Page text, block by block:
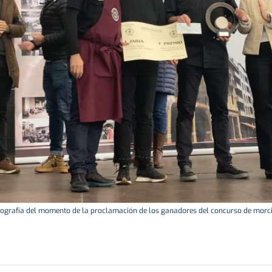
del momento de la proclamación de los ganadores del concurso de